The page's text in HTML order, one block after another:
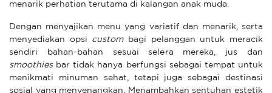
menarik perhatian terutama di kalangan anak muda.
Dengan menyajikan menu yang variatif dan menarik, serta
menyediakan opsi custombagi pelanggan untuk meracik
sendiri bahan-bahan sesuai selera mereka, jus dan
smoothiesbar tidak hanya berfungsi sebagai tempat untuk
menikmati minuman sehat, tetapi juga sebagai destinasi
sosial yang menyenangkan. Menambahkan sentuhan estetik